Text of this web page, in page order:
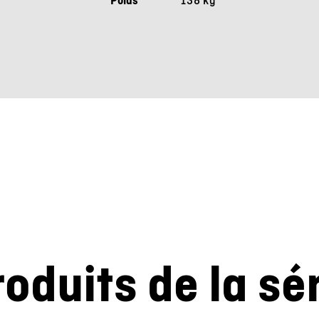
de la